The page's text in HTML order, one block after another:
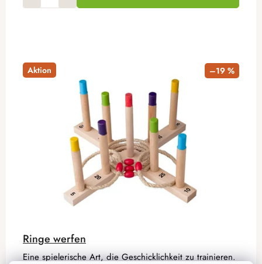
Aktion –19 %
Ringe werfen
Eine spielerische Art, die Geschicklichkeit zu trainieren.